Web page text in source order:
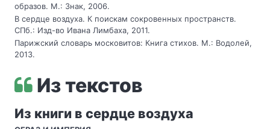
образов. М.: Знак, 2006.
В сердце воздуха. К поискам сокровенных пространств.
СПб.: Изд-во Ивана Лимбаха, 2011.
Парижский словарь московитов: Книга стихов. М.: Водолей,
2013.
Из текстов
Из книги в сердце воздуха